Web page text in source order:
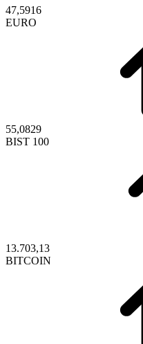
47,5916
EURO
55,0829
BIST 100
13.703,13
BITCOIN